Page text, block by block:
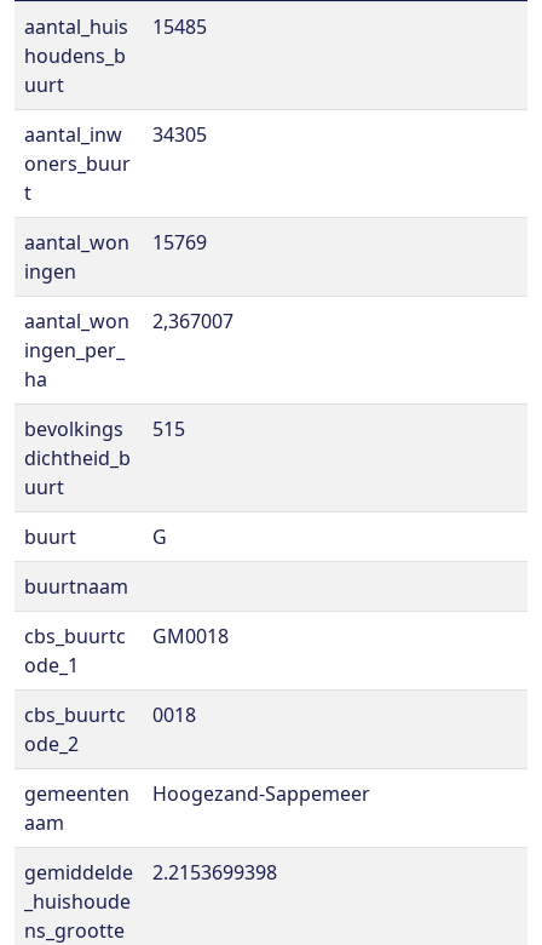
aantal_huis
houdens_b
uurt
15485
aantal_inw
oners_buur
t
34305
aantal_won
ingen
15769
aantal_won
ingen_per_
ha
2,367007
bevolkings
dichtheid_b
uurt
515
buurt
G
buurtnaam
cbs_buurtc
ode_1
GM0018
cbs_buurtc
ode_2
0018
gemeenten
aam
Hoogezand-Sappemeer
gemiddelde
_huishoude
ns_grootte
2.2153699398